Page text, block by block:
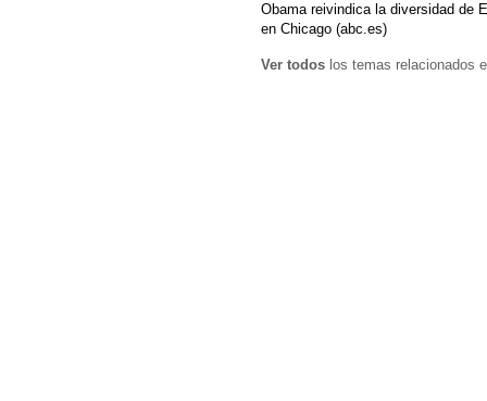
Obama reivindica la diversidad de
en Chicago (abc.es)
Ver todos los temas relacionados